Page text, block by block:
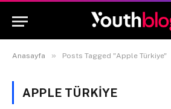
Anasayfa » Posts Tagged "Apple Türkiye"
APPLE TÜRKIYE